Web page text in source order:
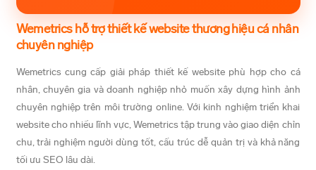
Wemetrics hỗ trợ thiết kế website thương hiệu cá nhân
chuyên nghiệp
Wemetrics cung cấp giải pháp thiết kế website phù hợp cho cá
nhân, chuyên gia và doanh nghiệp nhỏ muốn xây dựng hình ảnh
chuyên nghiệp trên môi trường online. Với kinh nghiệm triển khai
website cho nhiều lĩnh vực, Wemetrics tập trung vào giao diện chỉn
chu, trải nghiệm người dùng tốt, cấu trúc dễ quản trị và khả năng
tối ưu SEO lâu dài.